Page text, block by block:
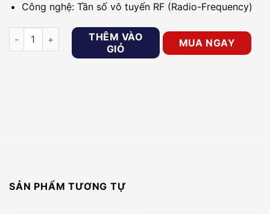
Công nghệ: Tần số vô tuyến RF (Radio-Frequency)
Tem từ mềm RF Dahua DHI-ISC-ETR1-4040-VN số lượng
THÊM VÀO
GIỎ
MUA NGAY
SẢN PHẨM TƯƠNG TỰ